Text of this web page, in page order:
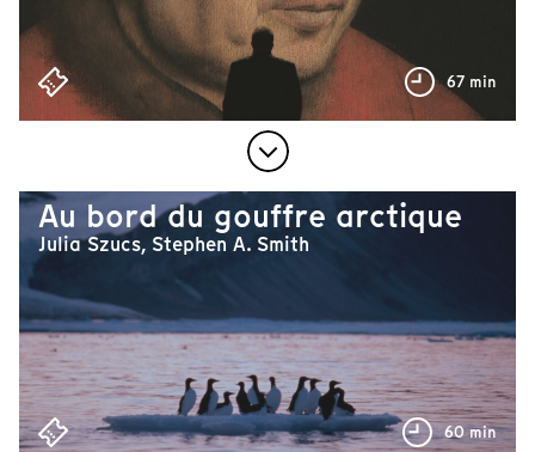
67 min
Au bord du gouffre arctique
Julia Szucs, Stephen A. Smith
60 min